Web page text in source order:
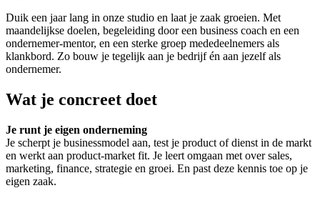
Duik een jaar lang in onze studio en laat je zaak groeien. Met
maandelijkse doelen, begeleiding door een business coach en een
ondernemer-mentor, en een sterke groep mededeelnemers als
klankbord. Zo bouw je tegelijk aan je bedrijf én aan jezelf als
ondernemer.
Wat je concreet doet
Je runt je eigen onderneming
Je scherpt je businessmodel aan, test je product of dienst in de markt
en werkt aan product-market fit. Je leert omgaan met over sales,
marketing, finance, strategie en groei. En past deze kennis toe op je
eigen zaak.